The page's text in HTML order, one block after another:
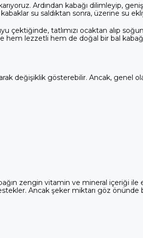
Ardından kabağı dilimleyip,
su saldıktan sonra, üzerine su
çektiğinde, tatlımızı ocaktan alıp
lezzetli hem de doğal bir bal kabağı
değişiklik gösterebilir. Ancak, genel
zengin vitamin ve mineral içeriği ile
Ancak şeker miktarı göz